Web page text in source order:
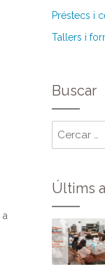
Préstecs i
Tallers i
Buscar
Últims